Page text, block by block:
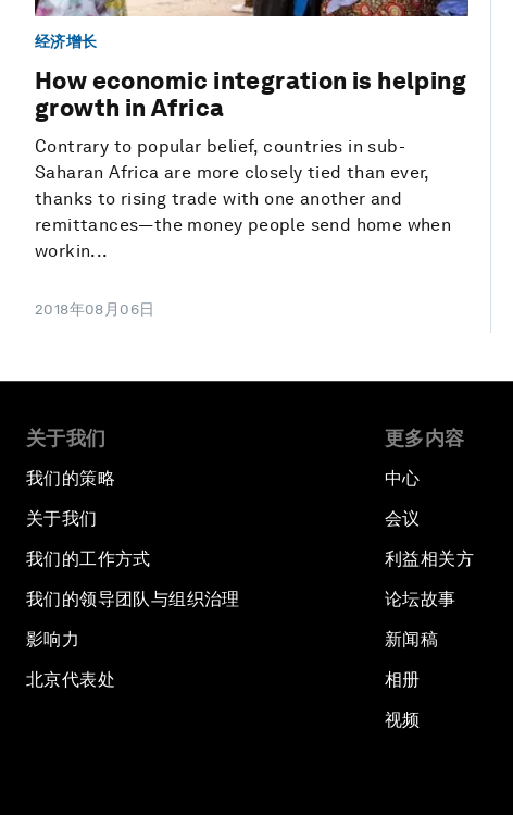
经济增长
How economic integration is helping
growth in Africa
Contrary to popular belief, countries in sub-
Saharan Africa are more closely tied than ever,
thanks to rising trade with one another and
remittances—the money people send home when
workin...
2018年08月06日
关于我们
我们的策略
关于我们
我们的工作方式
我们的领导团队与组织治理
影响力
北京代表处
更多内容
中心
会议
利益相关方
论坛故事
新闻稿
相册
视频